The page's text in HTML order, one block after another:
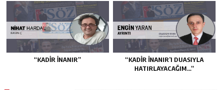
“KADIR İNANIR”
“KADIR İNANIR’I DUASIYLA
HATIRLAYACAĞIM…”